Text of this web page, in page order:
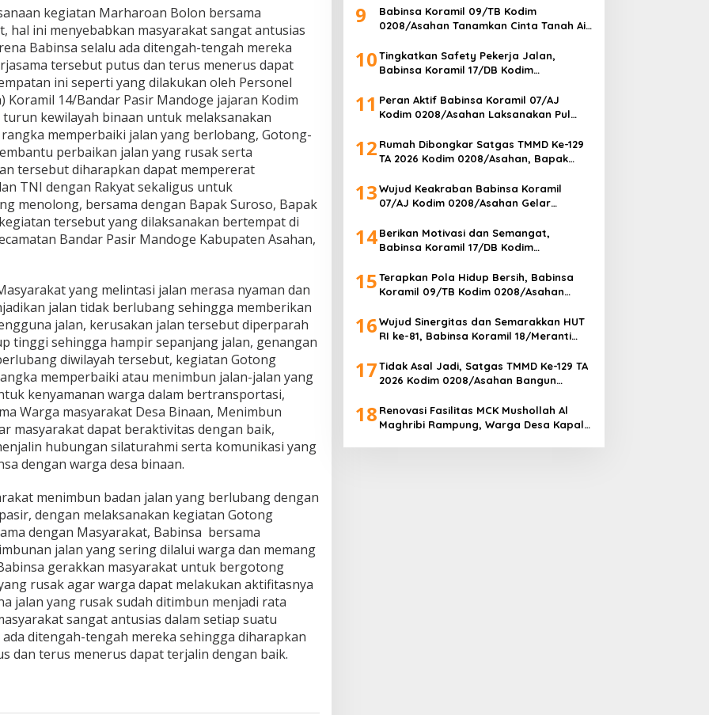
kegiatan Marharoan Bolon bersama
hal ini menyebabkan masyarakat sangat antusias
Babinsa selalu ada ditengah-tengah mereka
tersebut putus dan terus menerus dapat
ini seperti yang dilakukan oleh Personel
Koramil 14/Bandar Pasir Mandoge jajaran Kodim
kewilayah binaan untuk melaksanakan
memperbaiki jalan yang berlobang, Gotong-
perbaikan jalan yang rusak serta
tersebut diharapkan dapat mempererat
TNI dengan Rakyat sekaligus untuk
menolong, bersama dengan Bapak Suroso, Bapak
tersebut yang dilaksanakan bertempat di
Bandar Pasir Mandoge Kabupaten Asahan,
yang melintasi jalan merasa nyaman dan
jalan tidak berlubang sehingga memberikan
jalan, kerusakan jalan tersebut diperparah
tinggi sehingga hampir sepanjang jalan, genangan
diwilayah tersebut, kegiatan Gotong
memperbaiki atau menimbun jalan-jalan yang
kenyamanan warga dalam bertransportasi,
Warga masyarakat Desa Binaan, Menimbun
masyarakat dapat beraktivitas dengan baik,
hubungan silaturahmi serta komunikasi yang
dengan warga desa binaan.
menimbun badan jalan yang berlubang dengan
dengan melaksanakan kegiatan Gotong
dengan Masyarakat, Babinsa bersama
jalan yang sering dilalui warga dan memang
gerakkan masyarakat untuk bergotong
rusak agar warga dapat melakukan aktifitasnya
jalan yang rusak sudah ditimbun menjadi rata
sangat antusias dalam setiap suatu
ditengah-tengah mereka sehingga diharapkan
dan terus menerus dapat terjalin dengan baik.
Binaan
9
Babinsa Koramil 09/TB Kodim
0208/Asahan Tanamkan Cinta Tanah Air
MAN1 Kota Tanjung Balai
10Tingkatkan Safety Pekerja Jalan,
Babinsa Koramil 17/DB Kodim
Tim Pemotong Rumput Dinas PU
11 Peran Aktif Babinsa Koramil 07/AJ
Kodim 0208/Asahan Laksanakan Pul
12 Rumah Dibongkar Satgas TMMD Ke-129
TA 2026 Kodim 0208/Asahan, Bapak
Rumah Layak Huni Segera Terwujud
13Wujud Keakraban Babinsa Koramil
07/AJ Kodim 0208/Asahan Gelar
14 Berikan Motivasi dan Semangat,
Babinsa Koramil 17/DB Kodim
Pelajar Tim Drum Band
15Terapkan Pola Hidup Bersih, Babinsa
Koramil 09/TB Kodim 0208/Asahan
Gelar Gotong Royong Lingkungan
16Wujud Sinergitas dan Semarakkan HUT
RI ke-81, Babinsa Koramil 18/Meranti
Perangkat Desa Pasang Umbul-Umbul
17Tidak Asal Jadi, Satgas TMMD Ke-129 TA
2026 Kodim 0208/Asahan Bangun
Desa Kapal Merah
18 Renovasi Fasilitas MCK Mushollah Al
Maghribi Rampung, Warga Desa Kapal